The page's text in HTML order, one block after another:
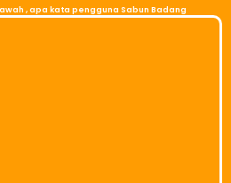
, apa kata pengguna Sabun Badang